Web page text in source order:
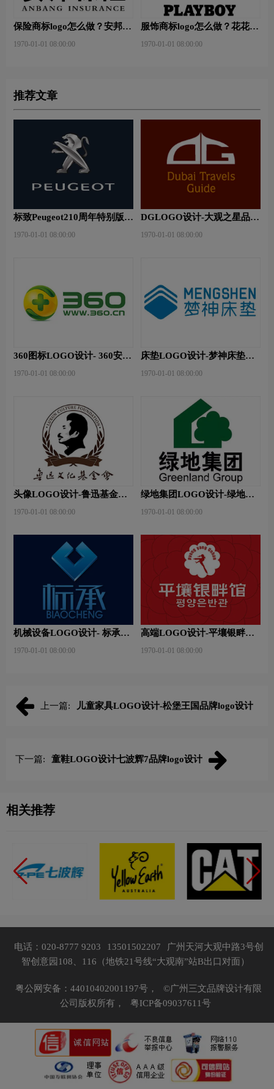
保险商标logo怎么做？安邦保
1970-01-01 08:00:00
服饰商标logo怎么做？花花公
1970-01-01 08:00:00
推荐文章
标致Peugeot210周年特别版新
1970-01-01 08:00:00
DGLOGO设计-大观之星品牌
1970-01-01 08:00:00
360图标LOGO设计- 360安全
1970-01-01 08:00:00
床垫LOGO设计-梦神床垫品
1970-01-01 08:00:00
头像LOGO设计-鲁迅基金会
1970-01-01 08:00:00
绿地集团LOGO设计-绿地集
1970-01-01 08:00:00
机械设备LOGO设计- 标承机
1970-01-01 08:00:00
高端LOGO设计-平壤银畔馆
1970-01-01 08:00:00
上一篇: 儿童家具LOGO设计-松堡王国品牌logo设计
下一篇: 童鞋LOGO设计七波辉7品牌logo设计
相关推荐
电话：020-8777 9203 13501502207
广州天河大观中路3号创
智创意园108、116（地铁21号线“大观南”站B出口对面）
粤公网安备：44010402001197号，
©广州三文品牌设计有限
公司版权所有，
粤ICP备09037611号